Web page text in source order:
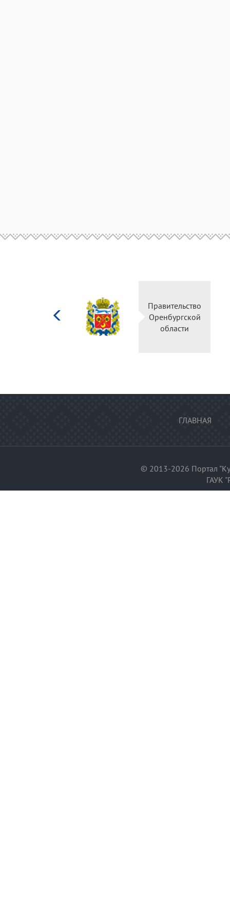
Правительство
Оренбургской
области
ГЛАВНАЯ
© 2013-2026 Портал
ГАУК